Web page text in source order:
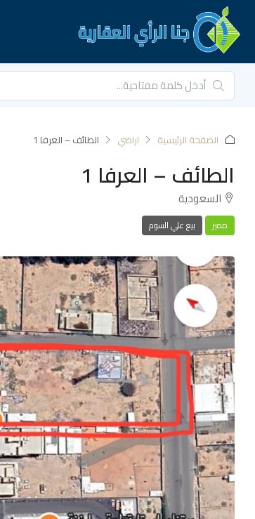
الصفحة الرئيسية اراضي الطائف – العرفا 1
الطائف – العرفا 1
السعودية
مميز بيع علي السوم